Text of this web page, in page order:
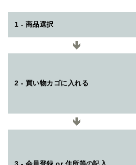
1 - 商品選択
2 - 買い物カゴに入れる